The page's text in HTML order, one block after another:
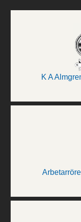
K A